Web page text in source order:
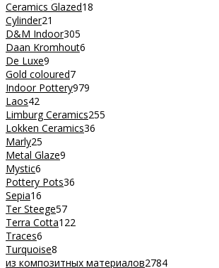
Ceramics Glazed18
Cylinder21
D&M Indoor305
Daan Kromhout6
De Luxe9
Gold coloured7
Indoor Pottery979
Laos42
Limburg Ceramics255
Lokken Ceramics36
Marly25
Metal Glaze9
Mystic6
Pottery Pots36
Sepia16
Ter Steege57
Terra Cotta122
Traces6
Turquoise8
из композитных материалов2784